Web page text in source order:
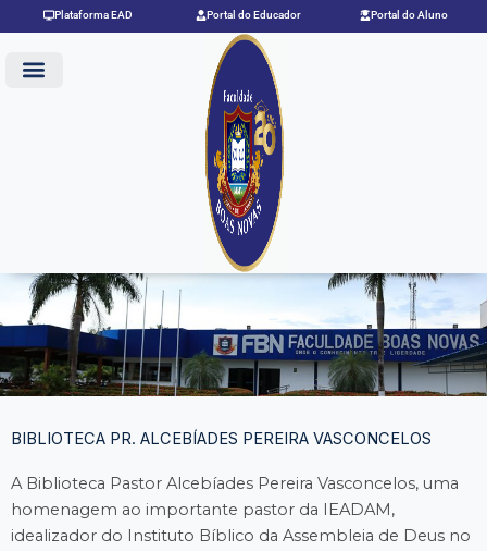
para
Plataforma EAD Portal do Educador Portal do Aluno
BIBLIOTECA PR. ALCEBÍADES PEREIRA VASCONCELOS
A Biblioteca Pastor Alcebíades Pereira Vasconcelos, uma
homenagem ao importante pastor da IEADAM,
idealizador do Instituto Bíblico da Assembleia de Deus no